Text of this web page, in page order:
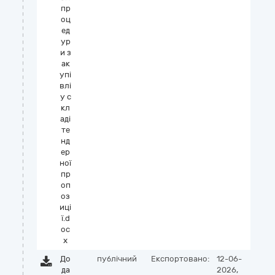
пр
оц
ед
ур
и з
ак
упі
влі
у с
кл
аді
те
нд
ер
ної
пр
оп
оз
иці
ї.d
oc
x
До
да
публічний Експортовано:
12-06-
2026,